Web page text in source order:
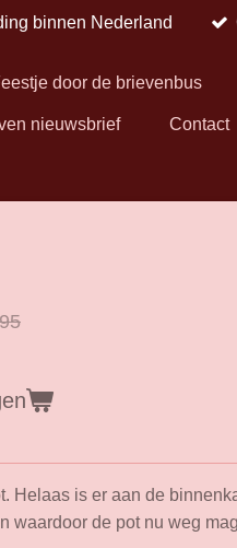
binnen Nederland
door de brievenbus
nieuwsbrief Contact
Helaas is er aan de
waardoor de pot nu weg